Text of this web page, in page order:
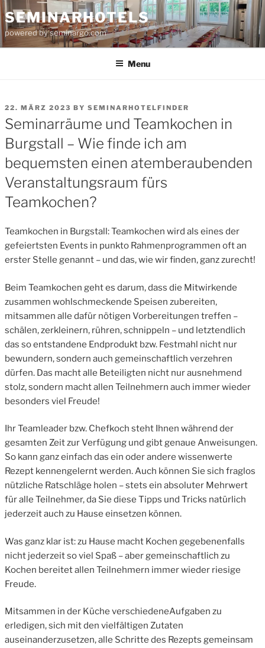
Skip
to
content
SEMINARHOTELS
powered by seminargo.com
Menu
POSTED
ON
22. MÄRZ 2023 BY SEMINARHOTELFINDER
Seminarräume und Teamkochen in
Burgstall – Wie finde ich am
bequemsten einen atemberaubenden
Veranstaltungsraum fürs
Teamkochen?
Teamkochen in Burgstall: Teamkochen wird als eines der
gefeiertsten Events in punkto Rahmenprogrammen oft an
erster Stelle genannt – und das, wie wir finden, ganz zurecht!
Beim Teamkochen geht es darum, dass die Mitwirkende
zusammen wohlschmeckende Speisen zubereiten,
mitsammen alle dafür nötigen Vorbereitungen treffen –
schälen, zerkleinern, rühren, schnippeln – und letztendlich
das so entstandene Endprodukt bzw. Festmahl nicht nur
bewundern, sondern auch gemeinschaftlich verzehren
dürfen. Das macht alle Beteiligten nicht nur ausnehmend
stolz, sondern macht allen Teilnehmern auch immer wieder
besonders viel Freude!
Ihr Teamleader bzw. Chefkoch steht Ihnen während der
gesamten Zeit zur Verfügung und gibt genaue Anweisungen.
So kann ganz einfach das ein oder andere wissenwerte
Rezept kennengelernt werden. Auch können Sie sich fraglos
nützliche Ratschläge holen – stets ein absoluter Mehrwert
für alle Teilnehmer, da Sie diese Tipps und Tricks natürlich
jederzeit auch zu Hause einsetzen können.
Was ganz klar ist: zu Hause macht Kochen gegebenenfalls
nicht jederzeit so viel Spaß – aber gemeinschaftlich zu
Kochen bereitet allen Teilnehmern immer wieder riesige
Freude.
Mitsammen in der Küche verschiedeneAufgaben zu
erledigen, sich mit den vielfältigen Zutaten
auseinanderzusetzen, alle Schritte des Rezepts gemeinsam